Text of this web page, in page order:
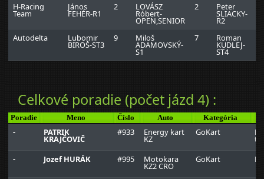
H-Racing
Team
János
FEHÉR-R1
2 LOVÁSZ
Róbert-
OPEN,SENIOR
2 Peter
SLIACKY-
R2
Autodelta Lubomir
BIROŠ-ST3
9 Miloš
ADAMOVSKÝ-
S1
7 Roman
KUDLEJ-
ST4
Celkové poradie (počet jázd 4) :
Poradie Meno Číslo Auto Kategória
- PATRIK
KRAJČOVIČ
#933 Energy kart
KZ
GoKart
-
Jozef HURÁK #995 Motokara
KZ2 CRO
GoKart